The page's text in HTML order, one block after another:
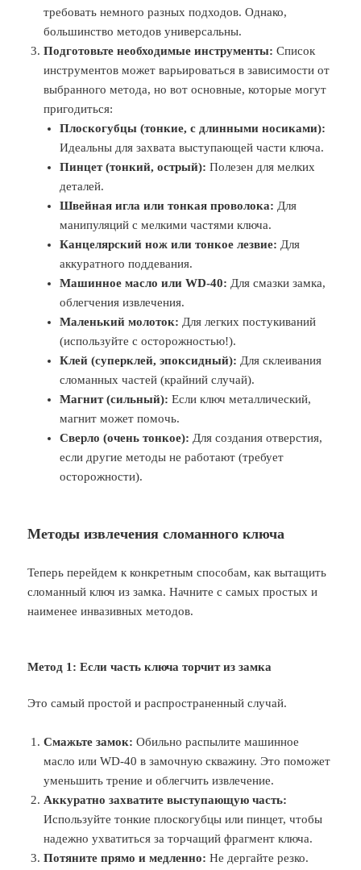
требовать немного разных подходов. Однако,
большинство методов универсальны.
Подготовьте необходимые инструменты: Список
инструментов может варьироваться в зависимости от
выбранного метода, но вот основные, которые могут
пригодиться:
Плоскогубцы (тонкие, с длинными носиками):
Идеальны для захвата выступающей части ключа.
Пинцет (тонкий, острый): Полезен для мелких
деталей.
Швейная игла или тонкая проволока: Для
манипуляций с мелкими частями ключа.
Канцелярский нож или тонкое лезвие: Для
аккуратного поддевания.
Машинное масло или WD-40: Для смазки замка,
облегчения извлечения.
Маленький молоток: Для легких постукиваний
(используйте с осторожностью!).
Клей (суперклей, эпоксидный): Для склеивания
сломанных частей (крайний случай).
Магнит (сильный): Если ключ металлический,
магнит может помочь.
Сверло (очень тонкое): Для создания отверстия,
если другие методы не работают (требует
осторожности).
Методы извлечения сломанного ключа
Теперь перейдем к конкретным способам, как вытащить
сломанный ключ из замка. Начните с самых простых и
наименее инвазивных методов.
Метод 1: Если часть ключа торчит из замка
Это самый простой и распространенный случай.
Смажьте замок: Обильно распылите машинное
масло или WD-40 в замочную скважину. Это поможет
уменьшить трение и облегчить извлечение.
Аккуратно захватите выступающую часть:
Используйте тонкие плоскогубцы или пинцет, чтобы
надежно ухватиться за торчащий фрагмент ключа.
Потяните прямо и медленно: Не дергайте резко.